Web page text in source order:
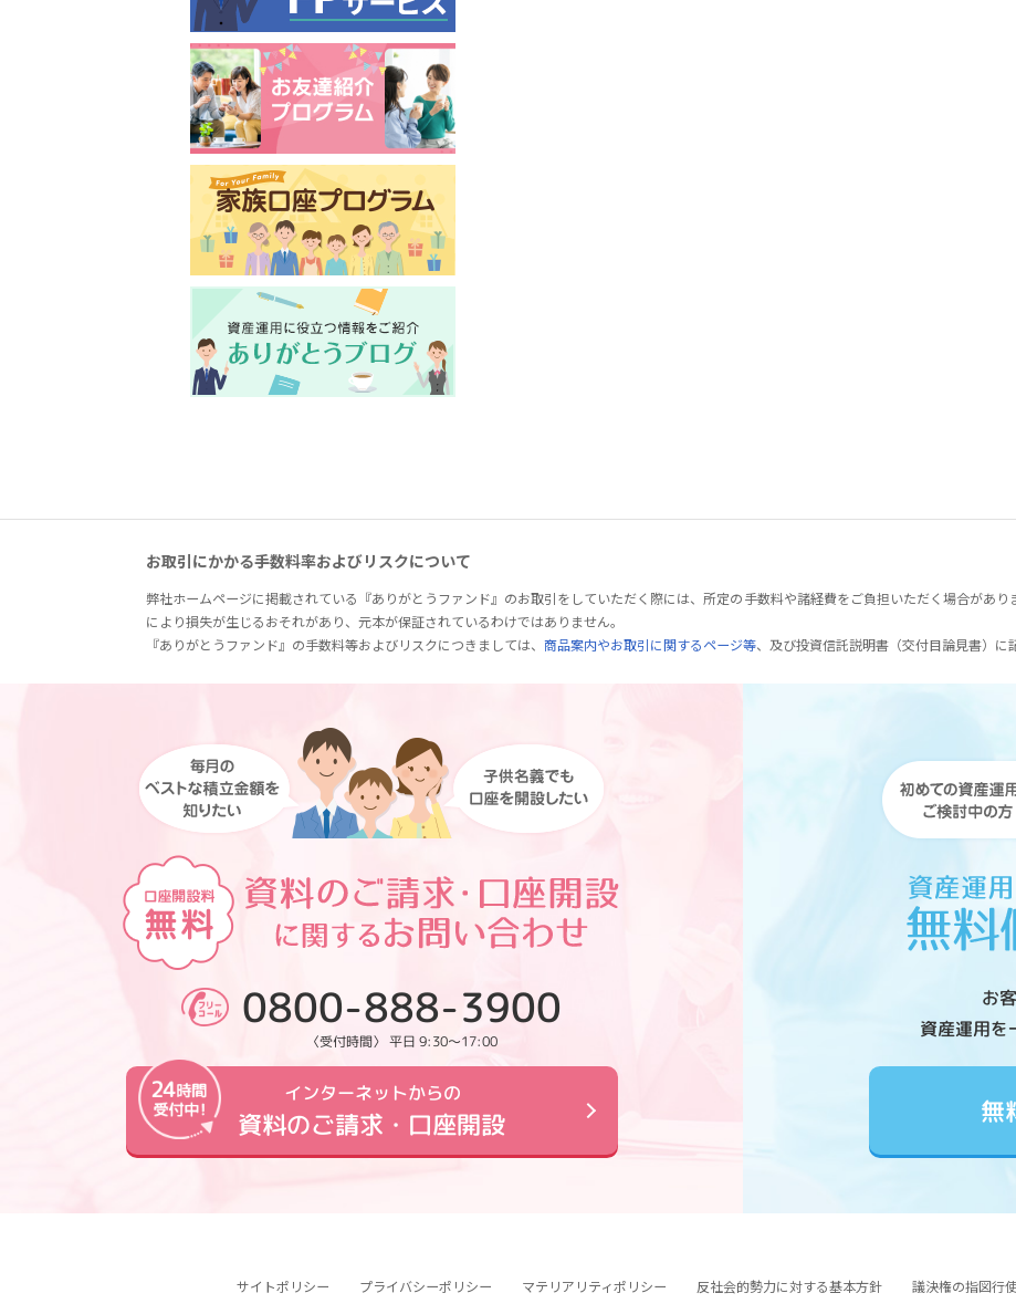
お取引にかかる手数料率およびリスクについて
弊社ホームページに掲載されている『ありがとうファンド』のお取引をしていただく際には、所定の手数料や諸経費をご負担いただく場合があ
により損失が生じるおそれがあり、元本が保証されているわけではありません。
『ありがとうファンド』の手数料等およびリスクにつきましては、 商品案内やお取引に関するページ等、及び投資信託説明書（交付目論見書）に
0800-888-3900
〈受付時間〉 平日 9:30～17:00
インターネットからの
資料のご請求・口座開設
お
資産運用を
無
サイトポリシー プライバシーポリシー マテリアリティポリシー 反社会的勢力に対する基本方針 議決権の指図行